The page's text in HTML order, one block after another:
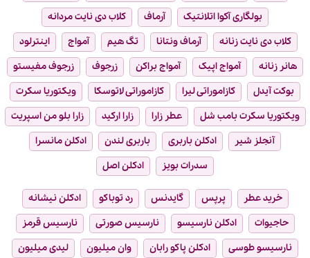
بولگاری آکوا اتلانتیک
آرماف
کلاب دی نایت مردانه
کلاب دی نایت زنانه
آرماف ونتانا تگ هیم آمواج
اینترلود
هانر زنانه
آمواج اپیک آمواج براکن زرجوف
زرجوف مفیستو
بوکت آیدل
کازاموراتی لیرا کازاموراتی لاتوسکا
ویکتوریا سکرت
ویکتوریا سکرت بامب شل
عطر زارا زارا ارکید
زارا بلو من اسپریت
آنجلز شیر
ادکلن باربری باربری لندن
ادکلن مانسرا
سدرات بویز
ادکلن اصل
خرید عطر پرپس گایدنس رد توباکو
ادکلن نیشانه
حاجیوات
ادکلن نارسیسو نارسیس صورتی
نارسیس قرمز
نارسیسو طوسی
ادکلن پاکو رابان وان میلیون
لیدی میلیون